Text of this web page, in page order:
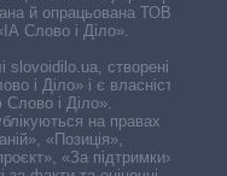
й опрацьована ТОВ «ІА
Слово і Діло».
slovoidilo.ua, створені ГО
і Діло» і є власністю
і Діло».
на правах
«Позиція»,
«За підтримки».